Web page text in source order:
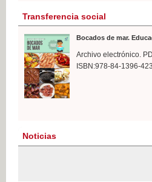
Transferencia social
Bocados de mar.
Archivo electrónico.
ISBN:978-84-1396-
Noticias